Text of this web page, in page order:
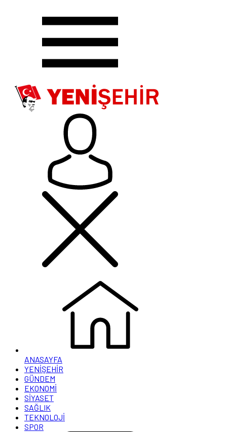
ANASAYFA
YENİŞEHİR
GÜNDEM
EKONOMİ
SİYASET
SAĞLIK
TEKNOLOJİ
SPOR